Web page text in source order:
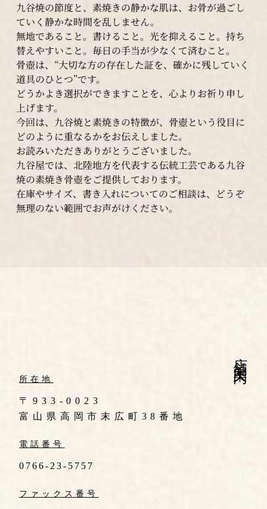
九谷焼の節度と、素焼きの静かな肌は、お骨が過ごし
ていく静かな時間を乱しません。
無地であること。書けること。光を抑えること。持ち
替えやすいこと。毎日の手当が少なくて済むこと。
骨壺は、“大切な方の存在した証を、確かに残していく
道具のひとつ”です。
どうかよき選択ができますことを、心よりお祈り申し
上げます。
今回は、九谷焼と素焼きの特徴が、骨壺という役目に
どのように重なるかをお伝えしました。
お読みいただきありがとうございました。
九谷屋では、北陸地方を代表する伝統工芸である九谷
焼の素焼き骨壺をご提供しております。
在庫やサイズ、書き入れについてのご相談は、どうぞ
無理のない範囲でお声がけください。
所在地
〒933-0023
富山県高岡市末広町38番地
電話番号
0766-23-5757
ファックス番号